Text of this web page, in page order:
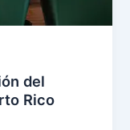
del
Rico